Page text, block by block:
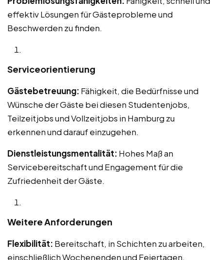
effektiv Lösungen für Gästeprobleme und
Beschwerden zu finden.
Serviceorientierung
Gästebetreuung: Fähigkeit, die Bedürfnisse und
Wünsche der Gäste bei diesen Studentenjobs,
Teilzeitjobs und Vollzeitjobs in Hamburg zu
erkennen und darauf einzugehen.
Dienstleistungsmentalität: Hohes Maß an
Servicebereitschaft und Engagement für die
Zufriedenheit der Gäste.
Weitere Anforderungen
Flexibilität: Bereitschaft, in Schichten zu arbeiten,
einschließlich Wochenenden und Feiertagen.